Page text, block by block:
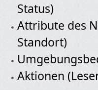
Status)
Attribute des
Standort)
Aktionen